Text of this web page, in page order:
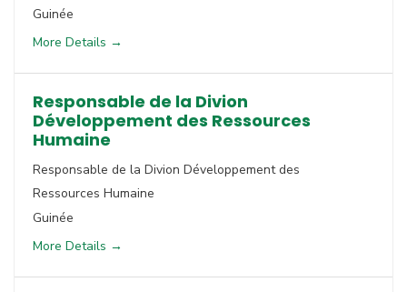
Guinée
More Details
Responsable de la Divion
Développement des Ressources
Humaine
Responsable de la Divion Développement des
Ressources Humaine
Guinée
More Details